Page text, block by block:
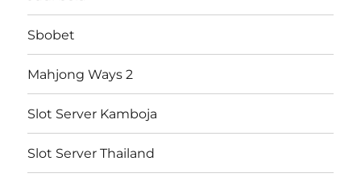
Sbobet
Mahjong Ways 2
Slot Server Kamboja
Slot Server Thailand